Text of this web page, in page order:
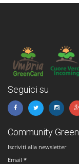
Seguici su
Community Green
Iscriviti alla newsletter
Email *